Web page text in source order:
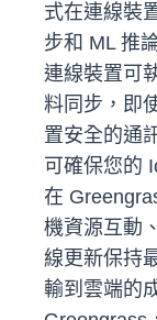
式在連線裝
步和 ML 推
連線裝置可
料同步，即
置安全的通
可確保您的
在
機資源互動
線更新保持
輸到雲端的